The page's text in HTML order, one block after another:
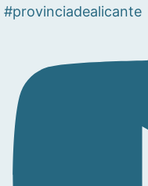
#provinciadealicante